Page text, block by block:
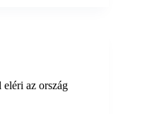
az ország